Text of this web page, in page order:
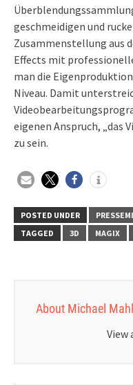
geschmeidigen und
Zusammenstellung aus
Effects mit
man die
Niveau. Damit
eigenen Anspruch, „das
zu sein.
POSTED UNDER
TAGGED
3D MAGIX
About Michael
View